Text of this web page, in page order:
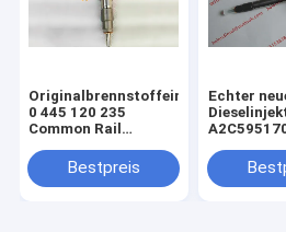
Originalbrennstoffeinspritzer
0 445 120 235
Common Rail
0445120235,
0986435553, 0 986
Bestpreis
Echter